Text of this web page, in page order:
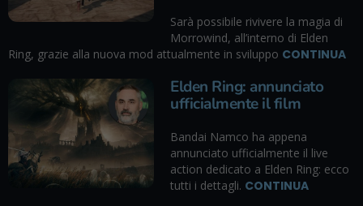
Sarà possibile rivivere la magia di
Morrowind, all’interno di Elden
Ring, grazie alla nuova mod attualmente in sviluppo CONTINUA
Elden Ring: annunciato
ufficialmente il film
Bandai Namco ha appena
annunciato ufficialmente il live
action dedicato a Elden Ring: ecco
tutti i dettagli. CONTINUA